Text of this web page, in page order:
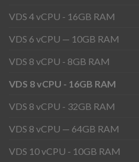
VDS 4 vCPU - 16GB RAM
VDS 6 vCPU — 10GB RAM
VDS 8 vCPU - 8GB RAM
VDS 8 vCPU - 16GB RAM
VDS 8 vCPU - 32GB RAM
VDS 8 vCPU — 64GB RAM
VDS 10 vCPU - 10GB RAM